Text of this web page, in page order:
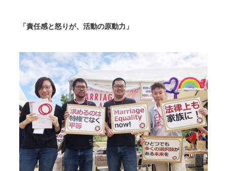
「責任感と怒りが、活動の原動力」